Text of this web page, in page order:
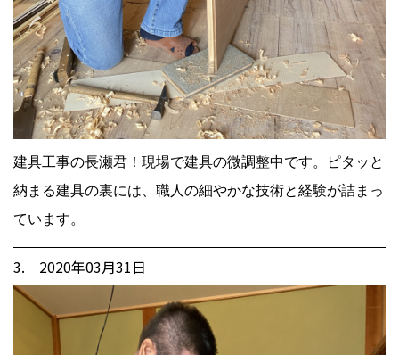
建具工事の長瀬君！現場で建具の微調整中です。ピタッと
納まる建具の裏には、職人の細やかな技術と経験が詰まっ
ています。
3. 2020年03月31日